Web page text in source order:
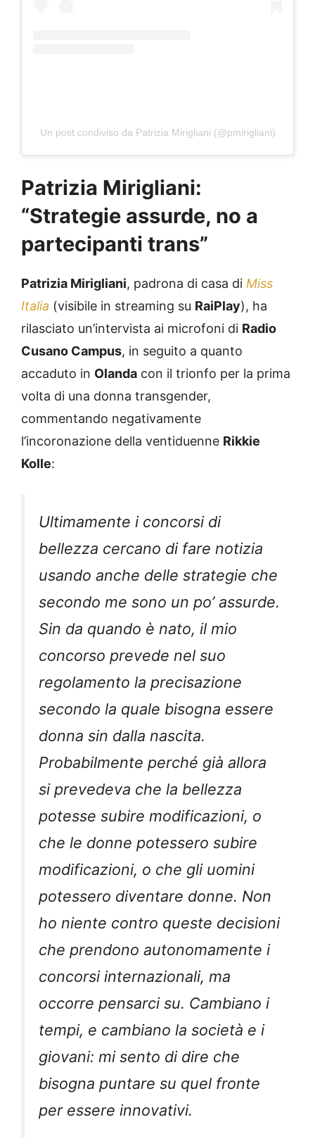
Un post condiviso da Patrizia Mirigliani (@pmirigliani)
Patrizia Mirigliani:
“Strategie assurde, no a
partecipanti trans”
Patrizia Mirigliani, padrona di casa di Miss
Italia (visibile in streaming su RaiPlay), ha
rilasciato un’intervista ai microfoni di Radio
Cusano Campus, in seguito a quanto
accaduto in Olanda con il trionfo per la prima
volta di una donna transgender,
commentando negativamente
l’incoronazione della ventiduenne Rikkie
Kolle:
Ultimamente i concorsi di
bellezza cercano di fare notizia
usando anche delle strategie che
secondo me sono un po’ assurde.
Sin da quando è nato, il mio
concorso prevede nel suo
regolamento la precisazione
secondo la quale bisogna essere
donna sin dalla nascita.
Probabilmente perché già allora
si prevedeva che la bellezza
potesse subire modificazioni, o
che le donne potessero subire
modificazioni, o che gli uomini
potessero diventare donne. Non
ho niente contro queste decisioni
che prendono autonomamente i
concorsi internazionali, ma
occorre pensarci su. Cambiano i
tempi, e cambiano la società e i
giovani: mi sento di dire che
bisogna puntare su quel fronte
per essere innovativi.